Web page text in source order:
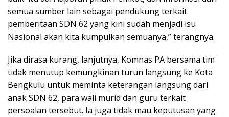
semua sumber lain sebagai pendukung terkait
pemberitaan SDN 62 yang kini sudah menjadi isu
Nasional akan kita kumpulkan semuanya,” terangnya.
Jika dirasa kurang, lanjutnya, Komnas PA bersama tim
tidak menutup kemungkinan turun langsung ke Kota
Bengkulu untuk meminta keterangan langsung dari
anak SDN 62, para wali murid dan guru terkait
persoalan tersebut. Ia juga tidak mau keputusan yang